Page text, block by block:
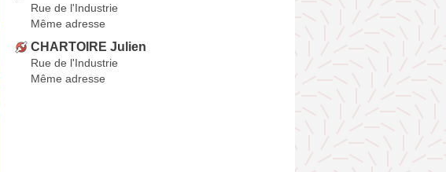
Rue de l'Industrie
Même adresse
CHARTOIRE Julien
Rue de l'Industrie
Même adresse